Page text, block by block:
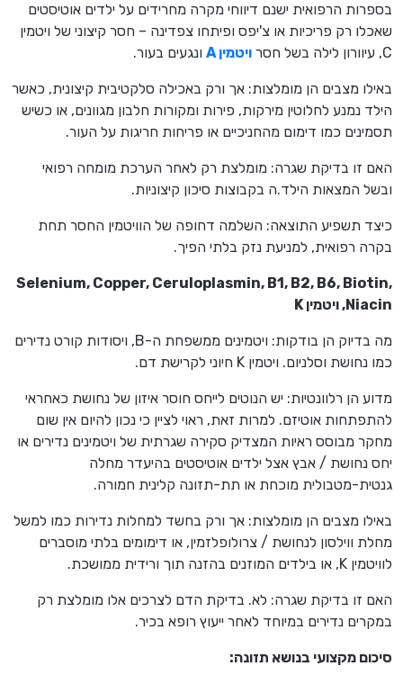
בספרות הרפואית ישנם דיווחי מקרה מחרידים על ילדים אוטיסטים
שאכלו רק פריכיות או צ'יפס ופיתחו צפדינה – חסר קיצוני של ויטמין
C, עיוורון לילה בשל חסר
ויטמין A ונגעים בעור.
באילו מצבים הן מומלצות: אך ורק באכילה סלקטיבית קיצונית, כאשר
הילד נמנע לחלוטין מירקות, פירות ומקורות חלבון מגוונים, או כשיש
תסמינים כמו דימום מהחניכיים או פריחות חריגות על העור.
האם זו בדיקת שגרה: מומלצת רק לאחר הערכת מומחה רפואי
ובשל המצאות הילד.ה בקבוצות סיכון קיצוניות.
כיצד תשפיע התוצאה: השלמה דחופה של הוויטמין החסר תחת
בקרה רפואית, למניעת נזק בלתי הפיך.
Selenium, Copper, Ceruloplasmin, B1, B2, B6, Biotin,
Niacin, ויטמין K
מה בדיוק הן בודקות: ויטמינים ממשפחת ה-B, ויסודות קורט נדירים
כמו נחושת וסלניום. ויטמין K חיוני לקרישת דם.
מדוע הן רלוונטיות: יש הנוטים לייחס חוסר איזון של נחושת כאחראי
להתפתחות אוטיזם. למרות זאת, ראוי לציין כי נכון להיום אין שום
מחקר מבוסס ראיות המצדיק סקירה שגרתית של ויטמינים נדירים או
יחס נחושת / אבץ אצל ילדים אוטיסטים בהיעדר מחלה
גנטית-מטבולית מוכחת או תת-תזונה קלינית חמורה.
באילו מצבים הן מומלצות: אך ורק בחשד למחלות נדירות כמו למשל
מחלת ווילסון לנחושת / צרולופלזמין, או דימומים בלתי מוסברים
לוויטמין K, או בילדים המוזנים בהזנה תוך ורידית ממושכת.
האם זו בדיקת שגרה: לא. בדיקת הדם לצרכים אלו מומלצת רק
במקרים נדירים במיוחד לאחר ייעוץ רופא בכיר.
סיכום מקצועי בנושא תזונה: